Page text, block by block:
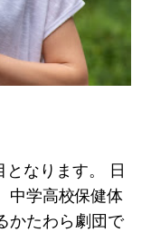
なります。 日
中学高校保健体
かたわら劇団で